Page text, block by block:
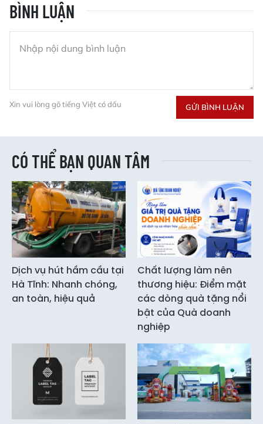
BÌNH LUẬN
Xin vui lòng gõ tiếng Việt có dấu GỬI BÌNH LUẬN
CÓ THỂ BẠN QUAN TÂM
Dịch vụ hút hầm cầu tại
Hà Tĩnh: Nhanh chóng,
an toàn, hiệu quả
Chất lượng làm nên
thương hiệu: Điểm mặt
các dòng quà tặng nổi
bật của Quà doanh
nghiệp